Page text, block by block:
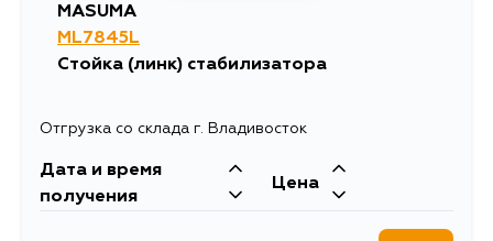
MASUMA
ML7845L
Стойка (линк) стабилизатора
Отгрузка со склада г. Владивосток
Дата и время
получения
Цена